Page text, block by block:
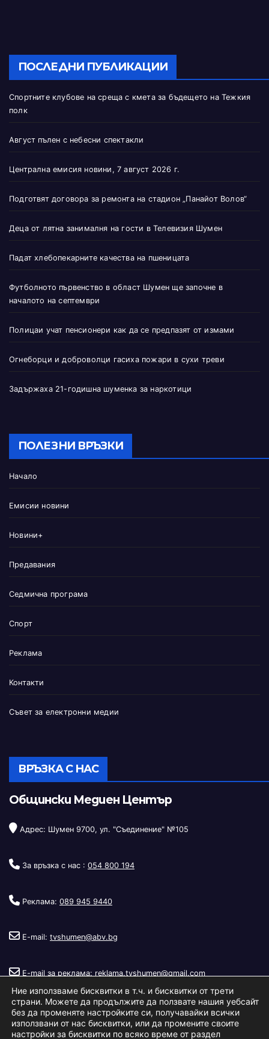
ПОСЛЕДНИ ПУБЛИКАЦИИ
Спортните клубове на среща с кмета за бъдещето на Тежкия
полк
Август пълен с небесни спектакли
Централна емисия новини, 7 август 2026 г.
Подготвят договора за ремонта на стадион „Панайот Волов“
Деца от лятна занималня на гости в Телевизия Шумен
Падат хлебопекарните качества на пшеницата
Футболното първенство в област Шумен ще започне в
началото на септември
Полицаи учат пенсионери как да се предпазят от измами
Огнеборци и доброволци гасиха пожари в сухи треви
Задържаха 21-годишна шуменка за наркотици
ПОЛЕЗНИ ВРЪЗКИ
Начало
Емисии новини
Новини+
Предавания
Седмична програма
Спорт
Реклама
Контакти
Съвет за електронни медии
ВРЪЗКА С НАС
Общински Медиен Център
Адрес: Шумен 9700, ул. "Съединение" №105
За връзка с нас : 054 800 194
Реклама: 089 945 9440
E-mail: tvshumen@abv.bg
E-mail за реклама: reklama.tvshumen@gmail.com
Ние използваме бисквитки в т.ч. и бисквитки от трети
страни. Можете да продължите да ползвате нашия уебсайт
без да променяте настройките си, получавайки всички
използвани от нас бисквитки, или да промените своите
настройки за бисквитки по всяко време от раздел